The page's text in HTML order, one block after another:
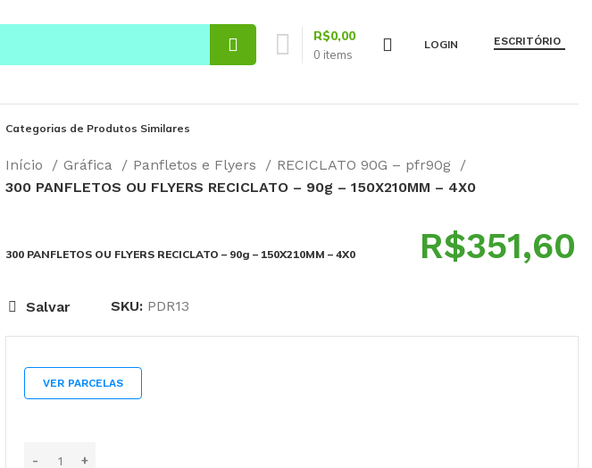
0 items
R$0,00
LOGIN ESCRITÓRIO
Categorias de Produtos Similares
Início Gráfica Panfletos e Flyers
RECICLATO 90G – pfr90g
300 PANFLETOS OU FLYERS RECICLATO – 90g – 150X210MM – 4X0
300 PANFLETOS OU FLYERS RECICLATO – 90g – 150X210MM – 4X0 R$
Salvar SKU: PDR13
VER PARCELAS